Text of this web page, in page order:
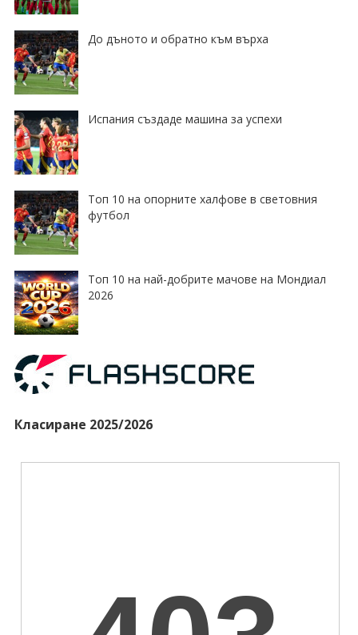
До дъното и обратно към върха
Испания създаде машина за успехи
Топ 10 на опорните халфове в световния
футбол
Топ 10 на най-добрите мачове на Мондиал
2026
Класиране 2025/2026